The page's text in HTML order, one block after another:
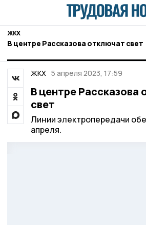
ЖКХ
В центре Рассказова отключат свет
ЖКХ 5 апреля 2023, 17:59
В центре Рассказова
свет
Линии электропередачи
апреля.